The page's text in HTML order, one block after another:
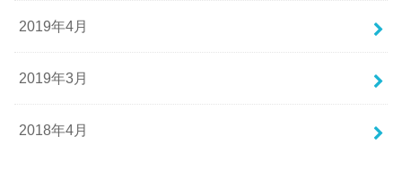
2019年4月
2019年3月
2018年4月